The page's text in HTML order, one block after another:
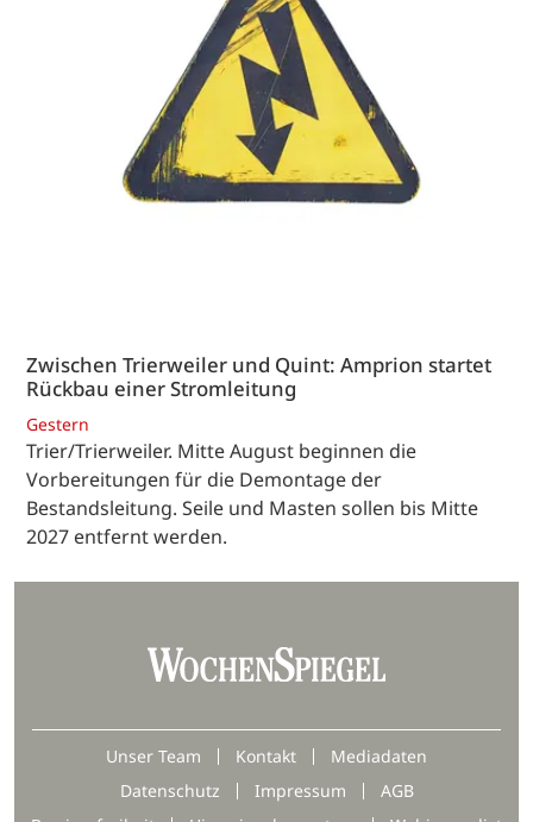
Zwischen Trierweiler und Quint: Amprion startet
Rückbau einer Stromleitung
Gestern
Trier/Trierweiler. Mitte August beginnen die
Vorbereitungen für die Demontage der
Bestandsleitung. Seile und Masten sollen bis Mitte
2027 entfernt werden.
Unser Team Kontakt
Mediadaten
Datenschutz
Impressum
AGB